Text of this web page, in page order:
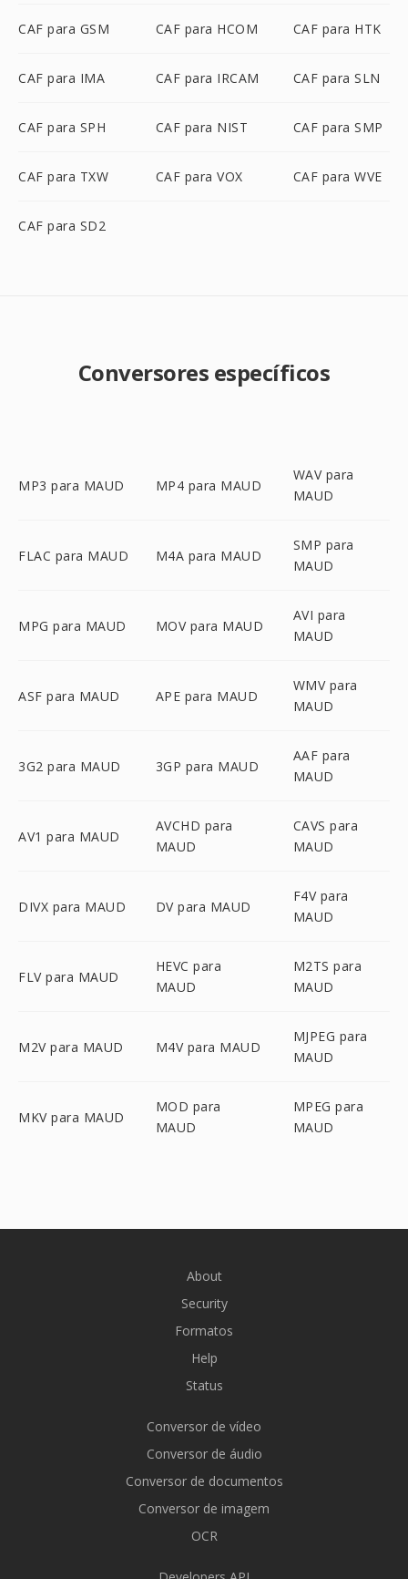
CAF para GSM CAF para HCOM CAF para HTK
CAF para IMA CAF para IRCAM CAF para SLN
CAF para SPH CAF para NIST CAF para SMP
CAF para TXW CAF para VOX CAF para WVE
CAF para SD2
Conversores específicos
MP3 para MAUD MP4 para MAUD
WAV para
MAUD
FLAC para MAUD M4A para MAUD
SMP para
MAUD
MPG para MAUD MOV para MAUD
AVI para
MAUD
ASF para MAUD APE para MAUD
WMV para
MAUD
3G2 para MAUD 3GP para MAUD
AAF para
MAUD
AV1 para MAUD
AVCHD para
MAUD
CAVS para
MAUD
DIVX para MAUD DV para MAUD
F4V para
MAUD
FLV para MAUD
HEVC para
MAUD
M2TS para
MAUD
M2V para MAUD M4V para MAUD
MJPEG para
MAUD
MKV para MAUD
MOD para
MAUD
MPEG para
MAUD
About
Security
Formatos
Help
Status
Conversor de vídeo
Conversor de áudio
Conversor de documentos
Conversor de imagem
OCR